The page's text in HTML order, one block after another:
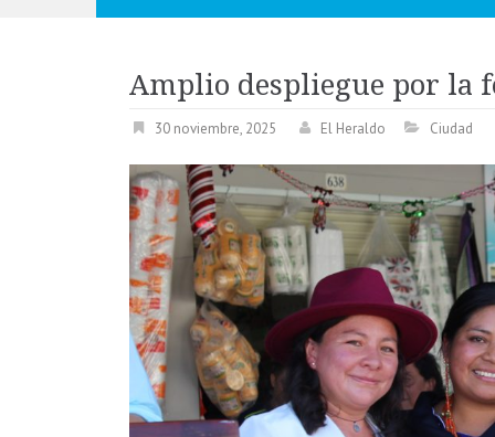
Amplio despliegue por la
30 noviembre, 2025 El Heraldo Ciudad